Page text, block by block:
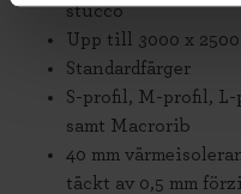
stucco
Upp till 3000 x 2500
Standardfärger
S-profil, M-profil,
samt Macrorib
40 mm
täckt av 0,5 mm